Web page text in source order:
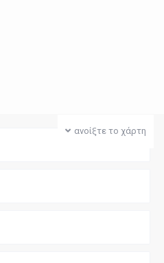
ανοίξτε το χάρτη